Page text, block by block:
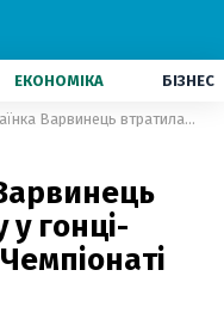
ЕКОНОМІКА БІЗНЕС
Біатлон: українка Варвинець втратила перемогу у гонці-переслідуванні на Чемпіонаті Європи
гонці-